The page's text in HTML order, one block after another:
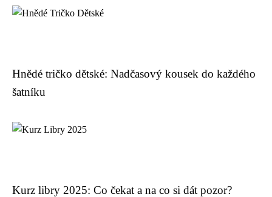
Hnědé tričko dětské: Nadčasový kousek do každého
šatníku
Kurz libry 2025: Co čekat a na co si dát pozor?